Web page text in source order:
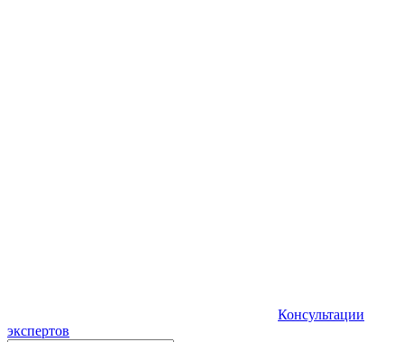
Консультации
экспертов